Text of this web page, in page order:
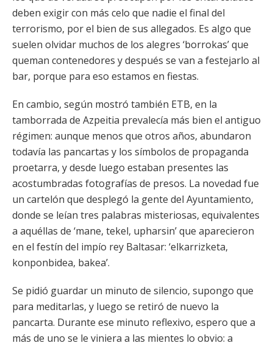
deben exigir con más celo que nadie el final del
terrorismo, por el bien de sus allegados. Es algo que
suelen olvidar muchos de los alegres ‘borrokas’ que
queman contenedores y después se van a festejarlo al
bar, porque para eso estamos en fiestas.
En cambio, según mostró también ETB, en la
tamborrada de Azpeitia prevalecía más bien el antiguo
régimen: aunque menos que otros años, abundaron
todavía las pancartas y los símbolos de propaganda
proetarra, y desde luego estaban presentes las
acostumbradas fotografías de presos. La novedad fue
un cartelón que desplegó la gente del Ayuntamiento,
donde se leían tres palabras misteriosas, equivalentes
a aquéllas de ‘mane, tekel, upharsin’ que aparecieron
en el festín del impío rey Baltasar: ‘elkarrizketa,
konponbidea, bakea’.
Se pidió guardar un minuto de silencio, supongo que
para meditarlas, y luego se retiró de nuevo la
pancarta. Durante ese minuto reflexivo, espero que a
más de uno se le viniera a las mientes lo obvio: a